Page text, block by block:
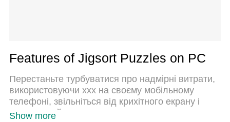
Features of Jigsort Puzzles on PC
Перестаньте турбуватися про надмірні витрати,
використовуючи ххх на своєму мобільному
телефоні, звільніться від крихітного екрану і
насолоджуйтеся використанням програми на
Show more